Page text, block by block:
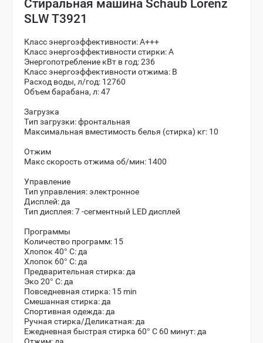
Стиральная машина Schaub Lorenz
SLW T3921
Класс энергоэффективности: А+++
Класс энергоэффективности стирки: А
Энергопотребление кВт в год: 236
Класс энергоэффективности отжима: B
Расход воды, л/год: 12760
Объем барабана, л: 47
Загрузка
Тип загрузки: фронтальная
Максимальная вместимость белья (стирка) кг: 10
Отжим
Макс скорость отжима об/мин: 1400
Управление
Тип управления: электронное
Дисплей: да
Тип дисплея: 7 -сегментный LED дисплей
Программы
Количество программ: 15
Хлопок 40° С: да
Хлопок 60° С: да
Предварительная стирка: да
Эко 20° С: да
Повседневная стирка: 15 min
Смешанная стирка: да
Спортивная одежда: да
Ручная стирка/Деликатная: да
Ежедневная быстрая стирка 60° С 60 минут: да